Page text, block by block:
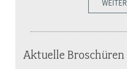
WEITER
Aktuelle Broschüren